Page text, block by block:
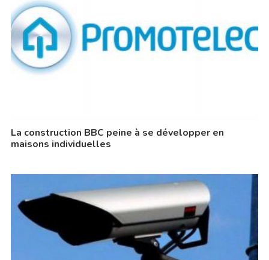
La construction BBC peine à se développer en
maisons individuelles